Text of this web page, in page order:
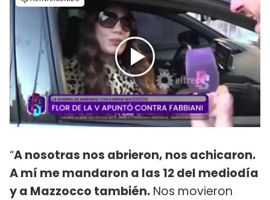
“A nosotras nos abrieron, nos achicaron.
A mí me mandaron a las 12 del mediodía
y a Mazzocco también. Nos movieron